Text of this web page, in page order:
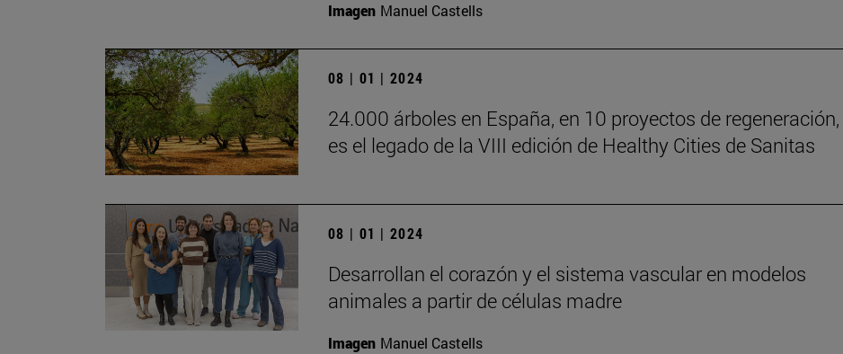
Imagen Manuel Castells
08 | 01 | 2024
24.000 árboles en España, en 10 proyectos de regeneración,
es el legado de la VIII edición de Healthy Cities de Sanitas
08 | 01 | 2024
Desarrollan el corazón y el sistema vascular en modelos
animales a partir de células madre
Imagen Manuel Castells